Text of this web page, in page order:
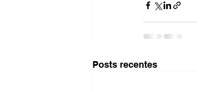
Posts recentes